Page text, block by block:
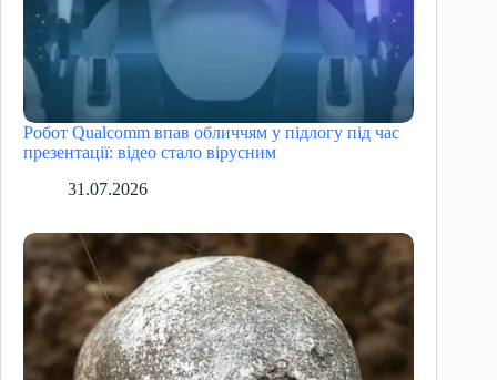
Робот Qualcomm впав обличчям у підлогу під час
презентації: відео стало вірусним
31.07.2026